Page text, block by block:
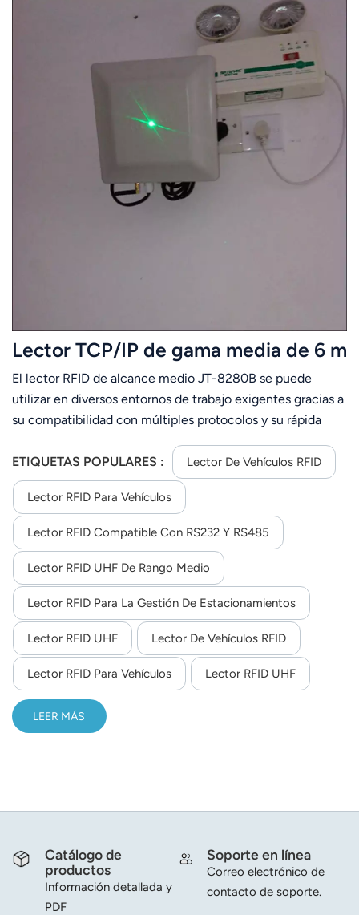
Lector TCP/IP de gama media de 6 m
El lector RFID de alcance medio JT-8280B se puede
utilizar en diversos entornos de trabajo exigentes gracias a
su compatibilidad con múltiples protocolos y su rápida
18000-6C e ISO-18000-6B. Su distancia de lectura
estable es de 6 m (dependiendo de la etiqueta y el
entorno). El JT-8280B es fácil de instalar gracias a su
tamaño compacto y peso ligero.
ETIQUETAS POPULARES : Lector De Vehículos RFID
Lector RFID Para Vehículos
Lector RFID Compatible Con RS232 Y RS485
Lector RFID UHF De Rango Medio
Lector RFID Para La Gestión De Estacionamientos
Lector RFID UHF Lector De Vehículos RFID
Lector RFID Para Vehículos Lector RFID UHF
LEER MÁS
Catálogo de
productos
Información detallada y
PDF
Soporte en línea
Correo electrónico de
contacto de soporte.